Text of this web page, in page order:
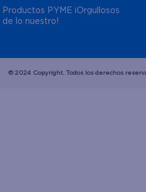
Productos PYME ¡Orgullosos
de lo nuestro!
© 2024 Copyright. Todos los derechos